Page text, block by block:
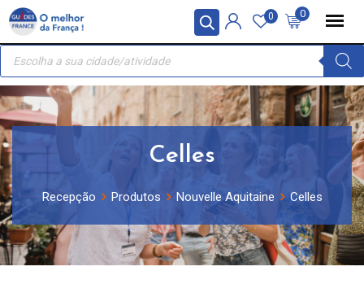
Painel de Gerenciamento de Cookies
Skip
content
0
0
Recherche
produits
Celles
Recepção Produtos Nouvelle Aquitaine Celles